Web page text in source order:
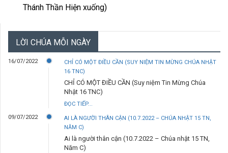
Thánh Thần Hiện xuống)
LỜI CHÚA MỖI NGÀY
16/07/2022
CHỈ CÓ MỘT ĐIỀU CẦN (SUY NIỆM TIN MỪNG CHÚA NHẬT
16 TNC)
CHỈ CÓ MỘT ĐIỀU CẦN (Suy niệm Tin Mừng Chúa
Nhật 16 TNC)
ĐỌC TIẾP...
09/07/2022
AI LÀ NGƯỜI THÂN CẬN (10.7.2022 – CHÚA NHẬT 15 TN,
NĂM C)
Ai là người thân cận (10.7.2022 – Chúa nhật 15 TN,
Năm C)